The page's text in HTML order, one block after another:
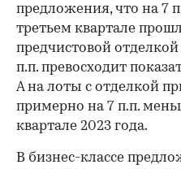
предложения, что на 7
третьем квартале
предчистовой отделкой
п.п. превосходит
А на лоты с отделкой
примерно на 7 п.п.
квартале 2023 года.
В бизнес-классе